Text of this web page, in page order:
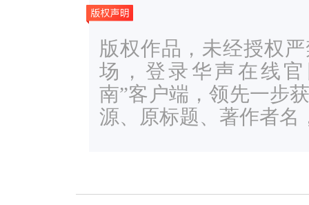
版权作品，未经授权
场，登录华声在线官
南”客户端，领先一步
源、原标题、著作者名